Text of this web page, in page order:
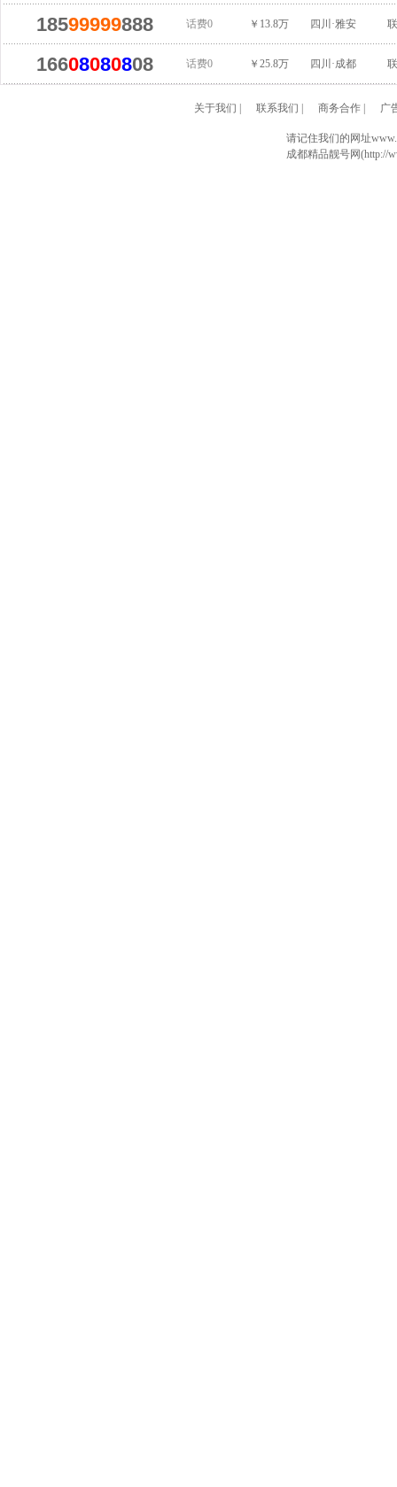
18599999888 话费0 ￥13.8万 四川·雅安
16608080808 话费0 ￥25.8万 四川·成都
关于我们 联系我们 商务合作| 广
请记住我们的网址
成都精品靓号网(http://